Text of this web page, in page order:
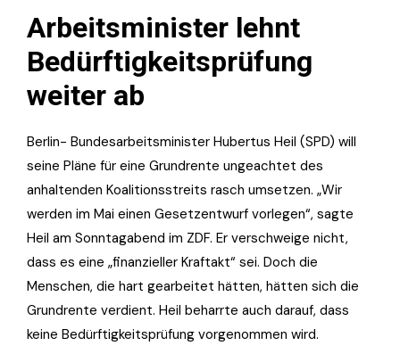
Arbeitsminister lehnt
Bedürftigkeitsprüfung
weiter ab
Berlin- Bundesarbeitsminister Hubertus Heil (SPD) will
seine Pläne für eine Grundrente ungeachtet des
anhaltenden Koalitionsstreits rasch umsetzen. „Wir
werden im Mai einen Gesetzentwurf vorlegen“, sagte
Heil am Sonntagabend im ZDF. Er verschweige nicht,
dass es eine „finanzieller Kraftakt“ sei. Doch die
Menschen, die hart gearbeitet hätten, hätten sich die
Grundrente verdient. Heil beharrte auch darauf, dass
keine Bedürftigkeitsprüfung vorgenommen wird.